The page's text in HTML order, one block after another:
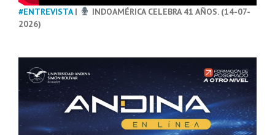
#ENTREVISTA|
INDOAMÉRICA CELEBRA 41 AÑOS. (14-07-
2026)